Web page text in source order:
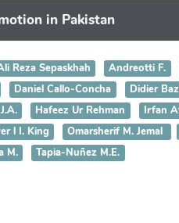
in Pakistan
Reza Sepaskhah Andreotti F.
Daniel Callo-Concha Didier
Hafeez Ur Rehman Irfan
l I. King Omarsherif M. Jemal
M. Tapia-Nuñez M.E.